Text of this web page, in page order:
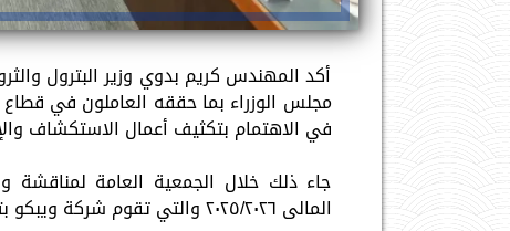
أكد المهندس كريم بدوي وزير البترول
مجلس الوزراء بما حققه العاملون في قطاع
في الاهتمام بتكثيف أعمال الاستكشاف
جاء ذلك خلال الجمعية العامة لمناقشة
المالى ٢٠٢٥/٢٠٢٦ والتي تقوم شركة ويبكو بتشغيلها.